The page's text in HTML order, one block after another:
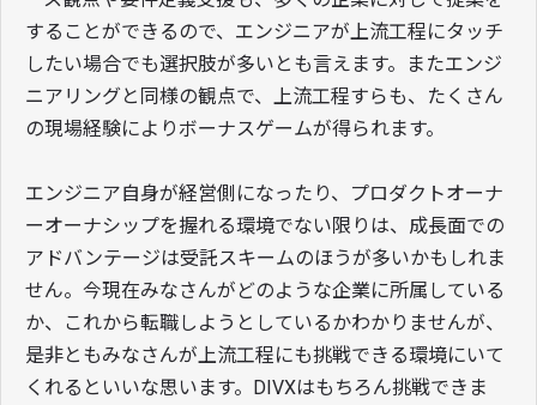
することができるので、エンジニアが上流工程にタッチ
したい場合でも選択肢が多いとも言えます。またエンジ
ニアリングと同様の観点で、上流工程すらも、たくさん
の現場経験によりボーナスゲームが得られます。
エンジニア自身が経営側になったり、プロダクトオーナ
ーオーナシップを握れる環境でない限りは、成長面での
アドバンテージは受託スキームのほうが多いかもしれま
せん。今現在みなさんがどのような企業に所属している
か、これから転職しようとしているかわかりませんが、
是非ともみなさんが上流工程にも挑戦できる環境にいて
くれるといいな思います。DIVXはもちろん挑戦できま